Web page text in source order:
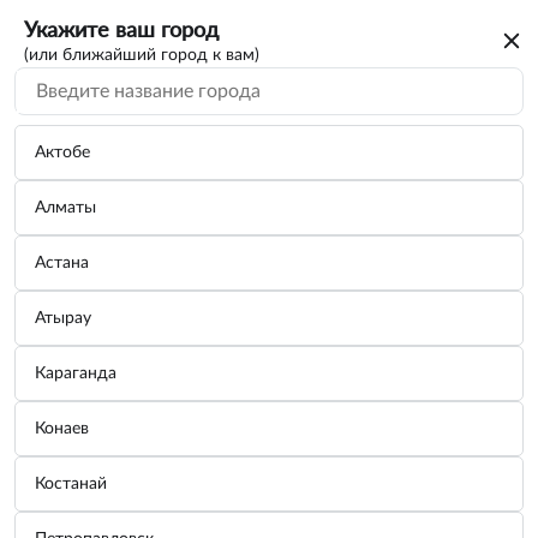
Укажите ваш город
(или ближайший город к вам)
Актобе
Алматы
Астана
Атырау
Караганда
Конаев
Костанай
Бампер передний Matiz 96563988 Jorden
JH01MTZ01016
Бренд:Jorden